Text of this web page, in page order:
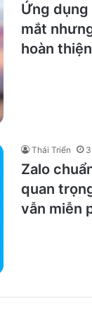
Ứng dụng
mắt
hoàn thiện
Thái Triển
Zalo
quan
vẫn miễn